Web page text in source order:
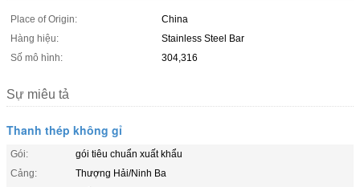
Place of Origin:
China
Hàng hiệu:
Stainless Steel Bar
Số mô hình:
304,316
Sự miêu tả
Thanh thép không gỉ
Gói:
gói tiêu chuẩn xuất khẩu
Cảng:
Thượng Hải/Ninh Ba